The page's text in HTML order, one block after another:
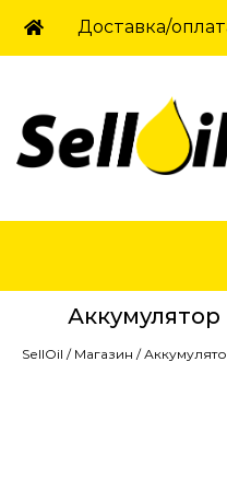
Доставка/
SellOil / Магазин /